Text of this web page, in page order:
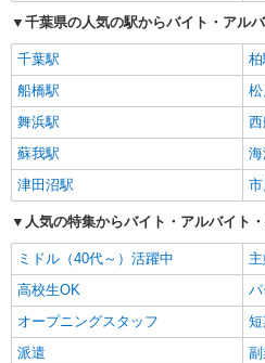
千葉県の人気の駅からバイト・アル
千葉駅
柏
船橋駅
松
舞浜駅
蘇我駅
津田沼駅
市
人気の特集からバイト・アルバイト
ミドル（40代～）活躍中
高校生OK
パ
オープニングスタッフ
短
派遣